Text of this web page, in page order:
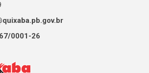
0001-26